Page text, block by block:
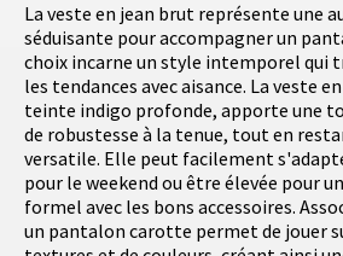
La veste en jean brut représente une
séduisante pour accompagner un
choix incarne un style intemporel qui
les tendances avec aisance. La veste
teinte indigo profonde, apporte une
de robustesse à la tenue, tout en
versatile. Elle peut facilement
pour le weekend ou être élevée pour
formel avec les bons accessoires.
un pantalon carotte permet de jouer